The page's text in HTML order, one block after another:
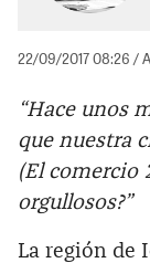
22/09/2017 08:26 /
“Hace unos
que nuestra
(El comercio
orgullosos?”
La región de